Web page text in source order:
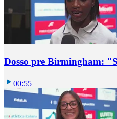
Dosso pre Birmingham:
00:55